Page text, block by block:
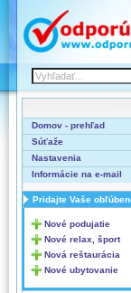
Domov - prehľad
Súťaže
Nastavenia
Informácie na e-mail
Pridajte Vaše
Nové podujatie
Nové relax, šport
Nová reštaurácia
Nové ubytovanie